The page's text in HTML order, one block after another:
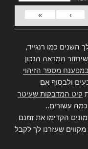
›
»
השנים כמו רנגייד,
המראה הנכון
במפענח מספר הזיהוי
ולבסוף אם
קיט המדבקות שעיטר
עשורים..
הקדימו את זמנם
שעזרנו לך לקבל